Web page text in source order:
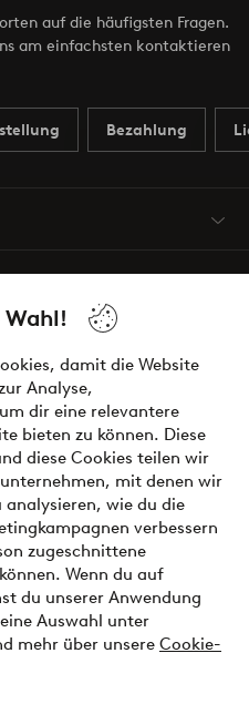
Wahl!
damit die Website
Analyse,
dir eine relevantere
bieten zu können. Diese
diese Cookies teilen wir
mit denen wir
wie du die
verbessern
zugeschnittene
Wenn du auf
du unserer Anwendung
Auswahl unter
mehr über unsere Cookie-
auf die häufigsten Fragen.
am einfachsten kontaktieren
Bezahlung
bezahlen oder aufteilen
über unsere
erfahren?